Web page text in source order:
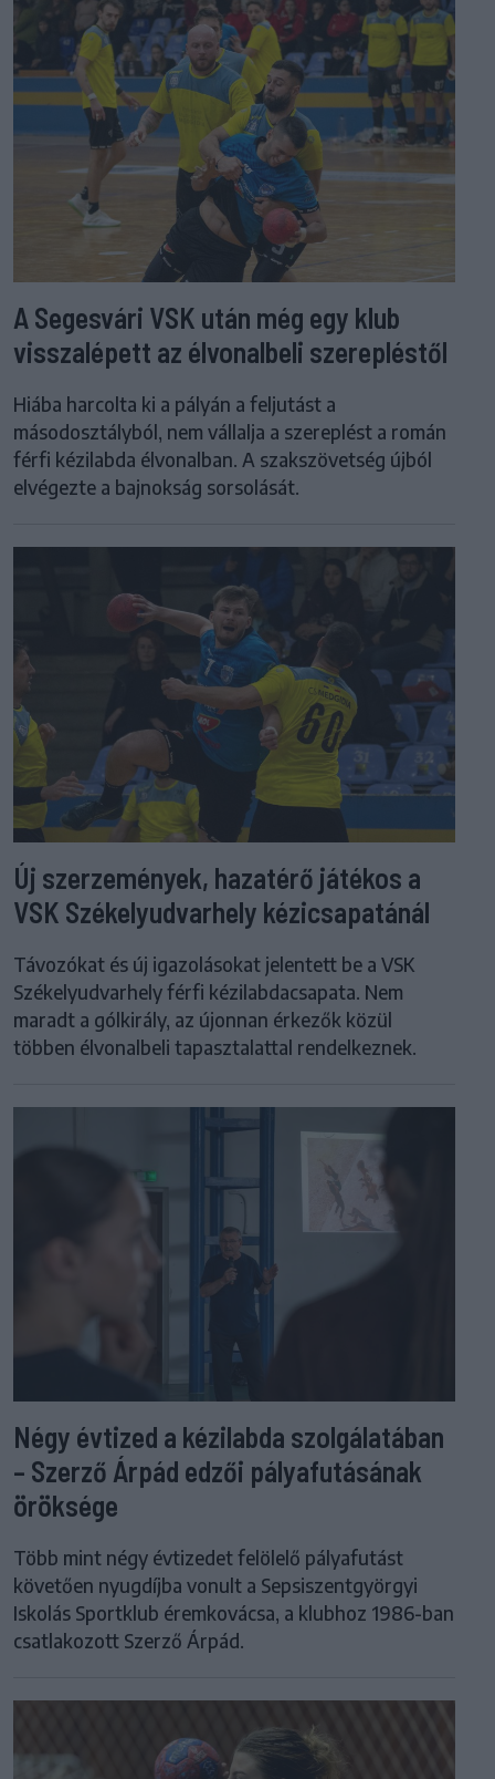
A Segesvári VSK után még egy klub
visszalépett az élvonalbeli szerepléstől
Hiába harcolta ki a pályán a feljutást a
másodosztályból, nem vállalja a szereplést a román
férfi kézilabda élvonalban. A szakszövetség újból
elvégezte a bajnokság sorsolását.
Új szerzemények, hazatérő játékos a
VSK Székelyudvarhely kézicsapatánál
Távozókat és új igazolásokat jelentett be a VSK
Székelyudvarhely férfi kézilabdacsapata. Nem
maradt a gólkirály, az újonnan érkezők közül
többen élvonalbeli tapasztalattal rendelkeznek.
Négy évtized a kézilabda szolgálatában
– Szerző Árpád edzői pályafutásának
öröksége
Több mint négy évtizedet felölelő pályafutást
követően nyugdíjba vonult a Sepsiszentgyörgyi
Iskolás Sportklub éremkovácsa, a klubhoz 1986-ban
csatlakozott Szerző Árpád.